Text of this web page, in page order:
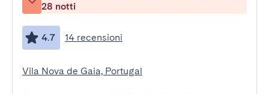
28 notti
4.7 14 recensioni
Vila Nova de Gaia, Portugal